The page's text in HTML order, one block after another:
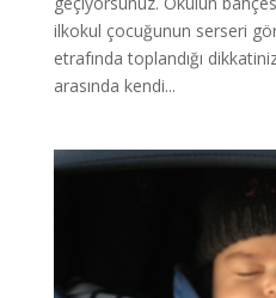
ilkokul çocuğunun serseri
etrafında toplandığı
arasında kendi...